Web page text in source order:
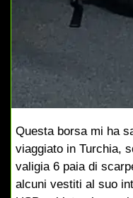
Questa borsa mi ha
viaggiato in Turchia,
valigia 6 paia di
alcuni vestiti al suo